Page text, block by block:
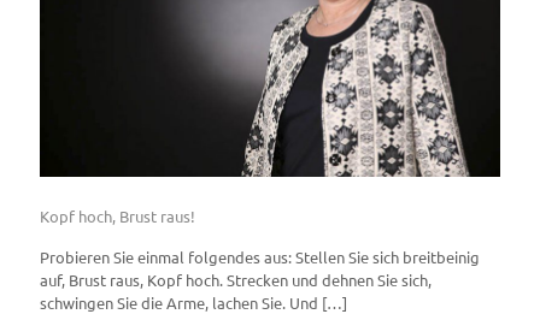
Kopf hoch, Brust raus!
Probieren Sie einmal folgendes aus: Stellen Sie sich breitbeinig
auf, Brust raus, Kopf hoch. Strecken und dehnen Sie sich,
schwingen Sie die Arme, lachen Sie. Und […]